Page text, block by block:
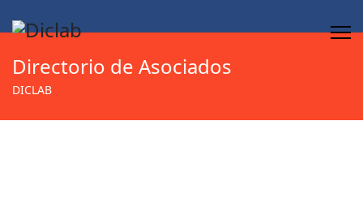
Directorio de Asociados
DICLAB